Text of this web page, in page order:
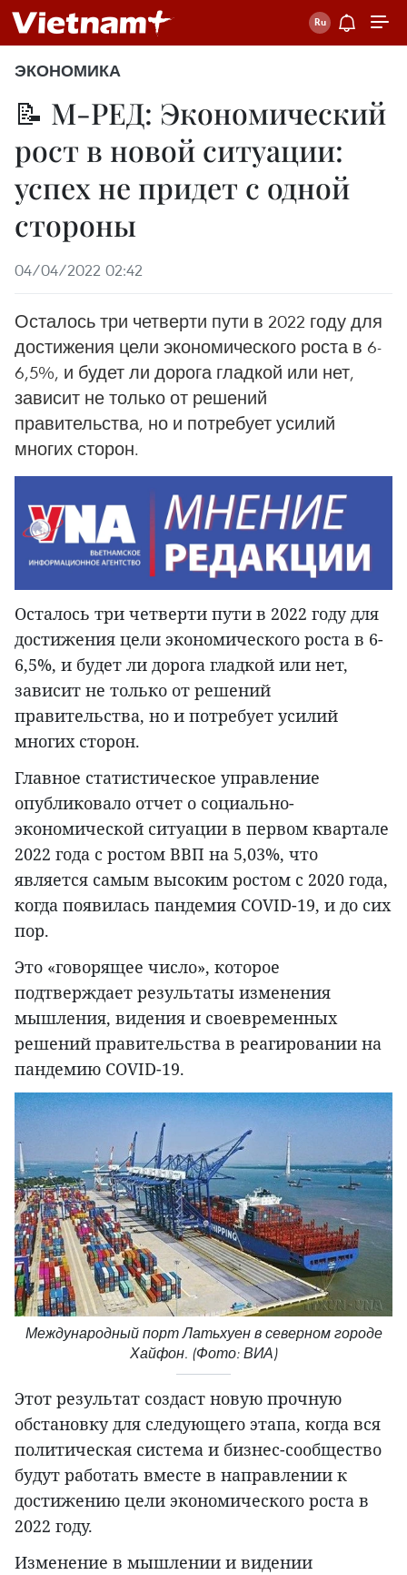
ЭКОНОМИКА
📝 М-РЕД: Экономический
рост в новой ситуации:
успех не придет с одной
стороны
04/04/2022 02:42
Осталось три четверти пути в 2022 году для
достижения цели экономического роста в 6-
6,5%, и будет ли дорога гладкой или нет,
зависит не только от решений
правительства, но и потребует усилий
многих сторон.
Осталось три четверти пути в 2022 году для
достижения цели экономического роста в 6-
6,5%, и будет ли дорога гладкой или нет,
зависит не только от решений
правительства, но и потребует усилий
многих сторон.
Главное статистическое управление
опубликовало отчет о социально-
экономической ситуации в первом квартале
2022 года с ростом ВВП на 5,03%, что
является самым высоким ростом с 2020 года,
когда появилась пандемия COVID-19, и до сих
пор.
Это «говорящее число», которое
подтверждает результаты изменения
мышления, видения и своевременных
решений правительства в реагировании на
пандемию COVID-19.
Международный порт Латьхуен в северном городе
Хайфон. (Фото: ВИА)
Этот результат создаст новую прочную
обстановку для следующего этапа, когда вся
политическая система и бизнес-сообщество
будут работать вместе в направлении к
достижению цели экономического роста в
2022 году.
Изменение в мышлении и видении